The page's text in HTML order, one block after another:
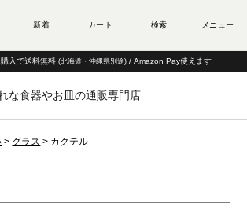
購入で送料無料 (北海道・沖縄県別途) / Amazon Pay使えます
な食器やお皿の通販専門店
グラス カクテル